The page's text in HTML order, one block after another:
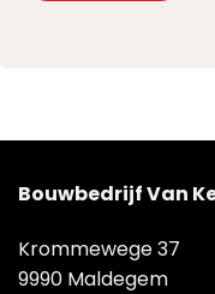
Bouwbedrijf Van
Krommewege 37
9990 Maldegem